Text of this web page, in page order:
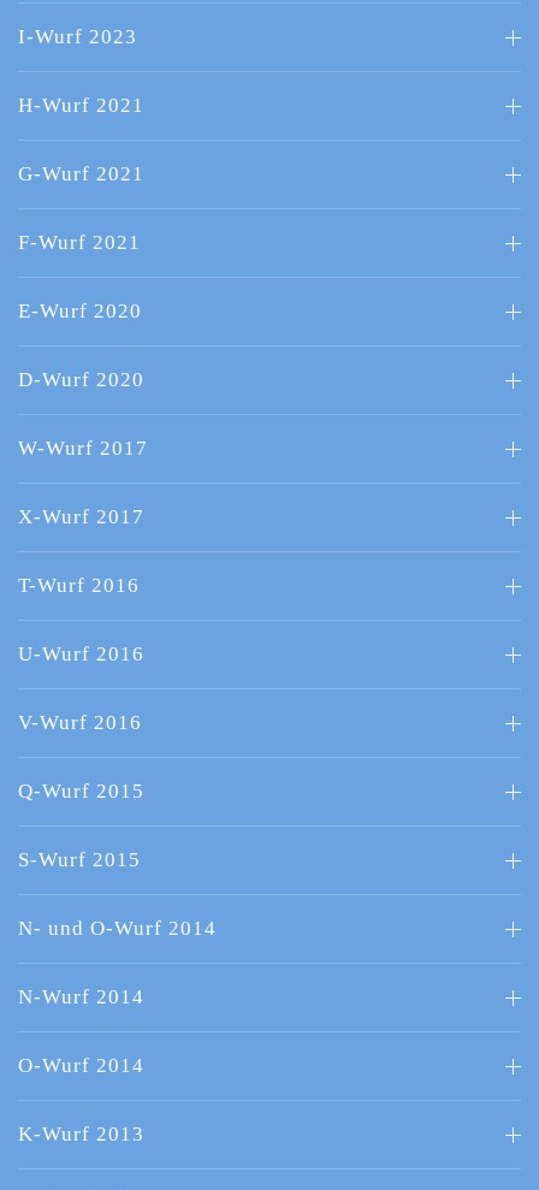
I-Wurf 2023
H-Wurf 2021
G-Wurf 2021
F-Wurf 2021
E-Wurf 2020
D-Wurf 2020
W-Wurf 2017
X-Wurf 2017
T-Wurf 2016
U-Wurf 2016
V-Wurf 2016
Q-Wurf 2015
S-Wurf 2015
N- und O-Wurf 2014
N-Wurf 2014
O-Wurf 2014
K-Wurf 2013